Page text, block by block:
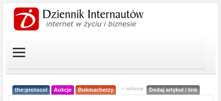
the:protocol Aukcje Bukmacherzy < reklama Dodaj artykuł / link